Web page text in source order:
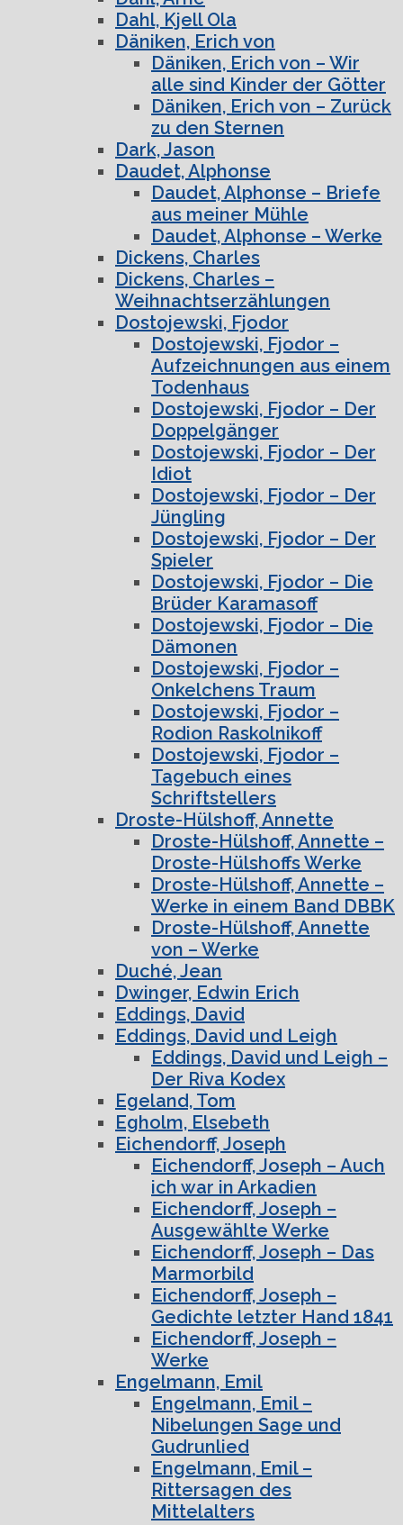
Dahl, Kjell Ola
Däniken, Erich von
Däniken, Erich von – Wir
alle sind Kinder der Götter
Däniken, Erich von – Zurück
zu den Sternen
Dark, Jason
Daudet, Alphonse
Daudet, Alphonse – Briefe
aus meiner Mühle
Daudet, Alphonse – Werke
Dickens, Charles
Dickens, Charles –
Weihnachtserzählungen
Dostojewski, Fjodor
Dostojewski, Fjodor –
Aufzeichnungen aus einem
Todenhaus
Dostojewski, Fjodor – Der
Doppelgänger
Dostojewski, Fjodor – Der
Idiot
Dostojewski, Fjodor – Der
Jüngling
Dostojewski, Fjodor – Der
Spieler
Dostojewski, Fjodor – Die
Brüder Karamasoff
Dostojewski, Fjodor – Die
Dämonen
Dostojewski, Fjodor –
Onkelchens Traum
Dostojewski, Fjodor –
Rodion Raskolnikoff
Dostojewski, Fjodor –
Tagebuch eines
Schriftstellers
Droste-Hülshoff, Annette
Droste-Hülshoff, Annette –
Droste-Hülshoffs Werke
Droste-Hülshoff, Annette –
Werke in einem Band DBBK
Droste-Hülshoff, Annette
von – Werke
Duché, Jean
Dwinger, Edwin Erich
Eddings, David
Eddings, David und Leigh
Eddings, David und Leigh –
Der Riva Kodex
Egeland, Tom
Egholm, Elsebeth
Eichendorff, Joseph
Eichendorff, Joseph – Auch
ich war in Arkadien
Eichendorff, Joseph –
Ausgewählte Werke
Eichendorff, Joseph – Das
Marmorbild
Eichendorff, Joseph –
Gedichte letzter Hand 1841
Eichendorff, Joseph –
Werke
Engelmann, Emil
Engelmann, Emil –
Nibelungen Sage und
Gudrunlied
Engelmann, Emil –
Rittersagen des
Mittelalters